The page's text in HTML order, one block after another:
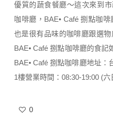
優質的蔬食餐廳～這次來到
咖啡廳，BAE• Café 捌點咖
也是很有品味的咖啡廳跟選
BAE• Café 捌點咖啡廳的食記
BAE• Café 捌點咖啡廳地址：
1樓營業時間：08:30-19:00 (
0